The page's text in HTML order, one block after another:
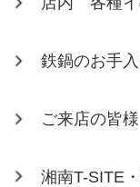
鉄鍋のお手
ご来店の皆様
湘南T-SITE